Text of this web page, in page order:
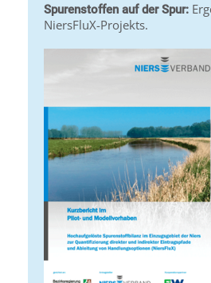
Spurenstoffen auf der Spur:
NiersFluX-Projekts.